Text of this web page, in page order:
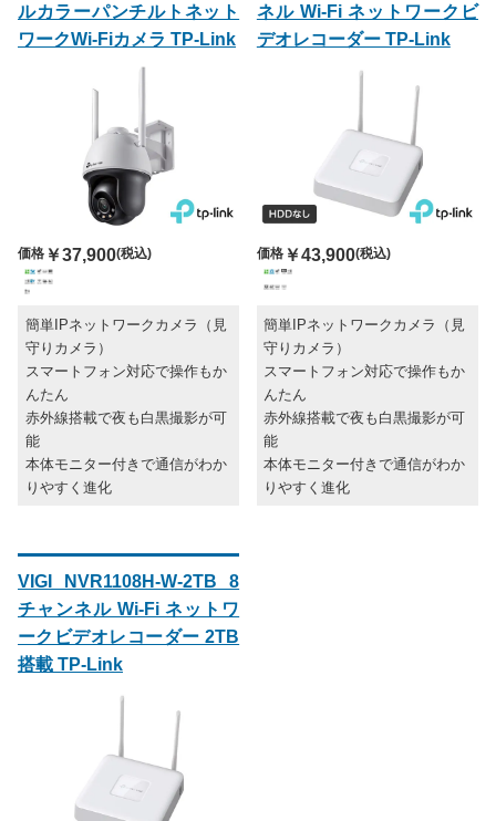
ルカラーパンチルトネット
ワークWi-Fiカメラ TP-Link
価格 ￥37,900(税込)
簡単IPネットワークカメラ（見
守りカメラ）
スマートフォン対応で操作もか
んたん
赤外線搭載で夜も白黒撮影が可
能
本体モニター付きで通信がわか
りやすく進化
ネル Wi-Fi ネットワークビ
デオレコーダー TP-Link
価格￥43,900(税込)
簡単IPネットワークカメラ（見
守りカメラ）
スマートフォン対応で操作もか
んたん
赤外線搭載で夜も白黒撮影が可
能
本体モニター付きで通信がわか
りやすく進化
VIGI NVR1108H-W-2TB 8
チャンネル Wi-Fi ネットワ
ークビデオレコーダー 2TB
搭載 TP-Link